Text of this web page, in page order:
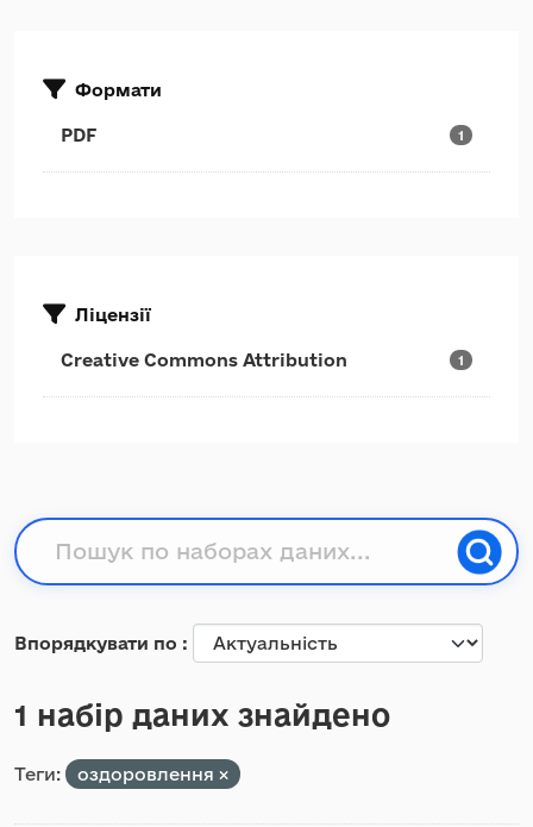
Формати
PDF 1
Ліцензії
Creative Commons Attribution 1
Впорядкувати по
1 набір даних знайдено
Теги: оздоровлення